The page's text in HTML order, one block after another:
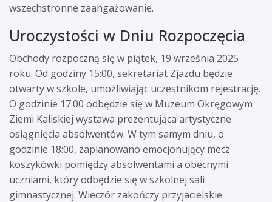
wszechstronne zaangażowanie.
Uroczystości w Dniu Rozpoczęcia
Obchody rozpoczną się w piątek, 19 września 2025
roku. Od godziny 15:00, sekretariat Zjazdu będzie
otwarty w szkole, umożliwiając uczestnikom rejestrację.
O godzinie 17:00 odbędzie się w Muzeum Okręgowym
Ziemi Kaliskiej wystawa prezentująca artystyczne
osiągnięcia absolwentów. W tym samym dniu, o
godzinie 18:00, zaplanowano emocjonujący mecz
koszykówki pomiędzy absolwentami a obecnymi
uczniami, który odbędzie się w szkolnej sali
gimnastycznej. Wieczór zakończy przyjacielskie